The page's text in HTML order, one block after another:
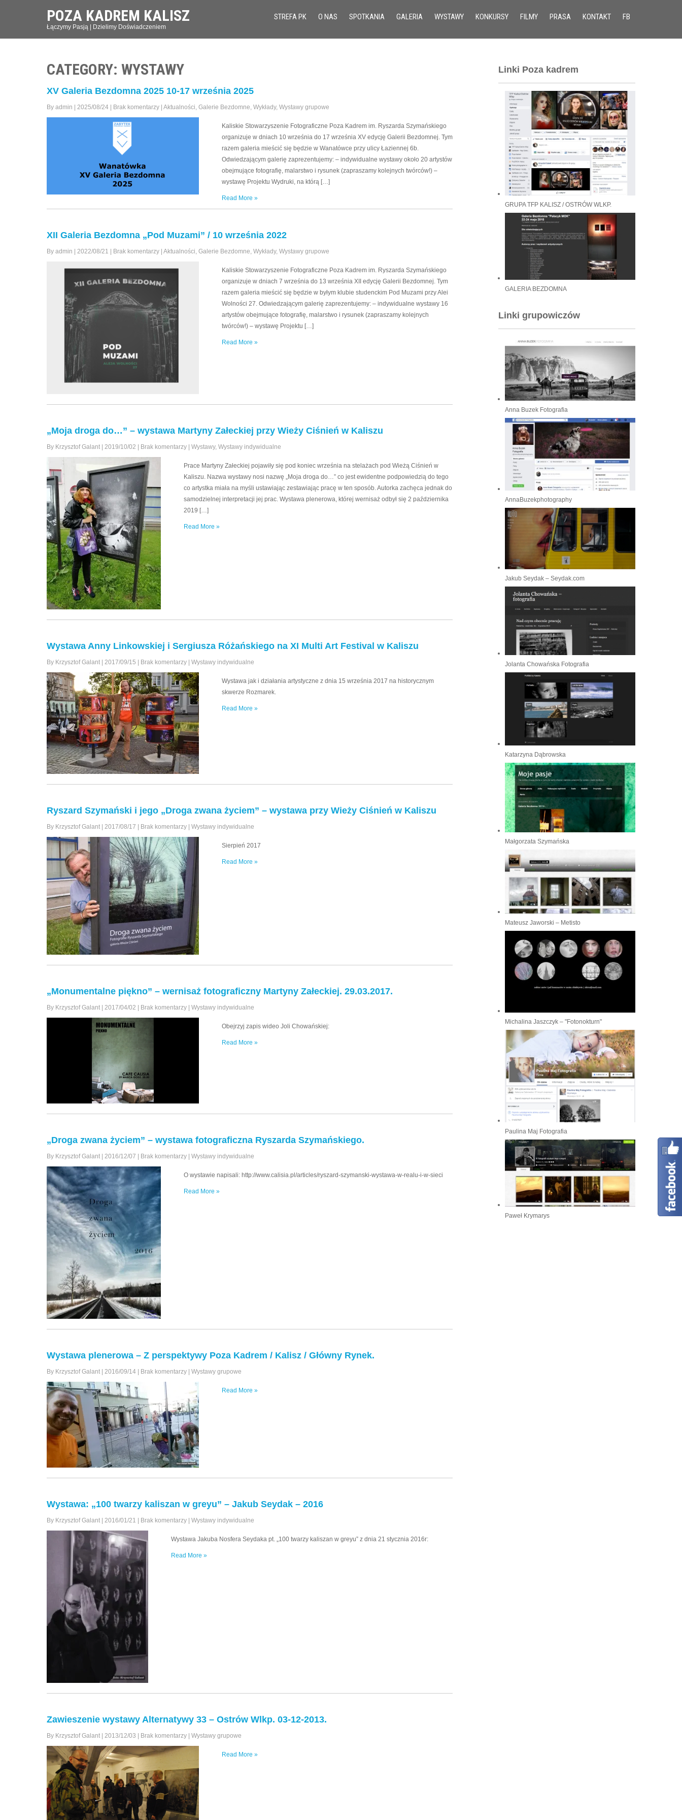
POZA KADREM KALISZ
Łączymy Pasją | Dzielimy Doświadczeniem
STREFA PK O NAS SPOTKANIA GALERIA WYSTAWY KONKURSY FILMY PRASA KONTAKT FB
CATEGORY: WYSTAWY
XV Galeria Bezdomna 2025 10-17 września 2025
By admin 2025/08/24 Brak komentarzy Aktualności, Galerie Bezdomne, Wykłady, Wystawy grupowe
Kaliskie Stowarzyszenie Fotograficzne Poza Kadrem im. Ryszarda Szymańskiego
organizuje w dniach 10 września do 17 września XV edycję Galerii Bezdomnej. Tym
razem galeria mieścić się będzie w Wanatówce przy ulicy Łaziennej 6b.
Odwiedzającym galerię zaprezentujemy: – indywidualne wystawy około 20 artystów
obejmujące fotografię, malarstwo i rysunek (zapraszamy kolejnych twórców!) –
wystawę Projektu Wydruki, na którą […]
Read More »
XII Galeria Bezdomna „Pod Muzami” / 10 września 2022
By admin 2022/08/21 Brak komentarzy Aktualności, Galerie Bezdomne, Wykłady, Wystawy grupowe
Kaliskie Stowarzyszenie Fotograficzne Poza Kadrem im. Ryszarda Szymańskiego
organizuje w dniach 7 września do 13 września XII edycję Galerii Bezdomnej. Tym
razem galeria mieścić się będzie w byłym klubie studenckim Pod Muzami przy Alei
Wolności 27. Odwiedzającym galerię zaprezentujemy: – indywidualne wystawy 16
artystów obejmujące fotografię, malarstwo i rysunek (zapraszamy kolejnych
twórców!) – wystawę Projektu […]
Read More »
„Moja droga do…” – wystawa Martyny Załeckiej przy Wieży Ciśnień w Kaliszu
By Krzysztof Galant 2019/10/02 Brak komentarzy Wystawy, Wystawy indywidualne
Prace Martyny Załeckiej pojawiły się pod koniec września na stelażach pod Wieżą Ciśnień w
Kaliszu. Nazwa wystawy nosi nazwę „Moja droga do…” co jest ewidentne podpowiedzią do tego
co artystka miała na myśli ustawiając zestawiając pracę w ten sposób. Autorka zachęca jednak do
samodzielnej interpretacji jej prac. Wystawa plenerowa, której wernisaż odbył się 2 października
2019 […]
Read More »
Wystawa Anny Linkowskiej i Sergiusza Różańskiego na XI Multi Art Festival w Kaliszu
By Krzysztof Galant 2017/09/15 Brak komentarzy Wystawy indywidualne
Wystawa jak i działania artystyczne z dnia 15 września 2017 na historycznym
skwerze Rozmarek.
Read More »
Ryszard Szymański i jego „Droga zwana życiem” – wystawa przy Wieży Ciśnień w Kaliszu
By Krzysztof Galant 2017/08/17 Brak komentarzy Wystawy indywidualne
Sierpień 2017
Read More »
„Monumentalne piękno” – wernisaż fotograficzny Martyny Załeckiej. 29.03.2017.
By Krzysztof Galant 2017/04/02 Brak komentarzy Wystawy indywidualne
Obejrzyj zapis wideo Joli Chowańskiej:
Read More »
„Droga zwana życiem” – wystawa fotograficzna Ryszarda Szymańskiego.
By Krzysztof Galant 2016/12/07 Brak komentarzy Wystawy indywidualne
O wystawie napisali: http://www.calisia.pl/articles/ryszard-szymanski-wystawa-w-realu-i-w-sieci
Read More »
Wystawa plenerowa – Z perspektywy Poza Kadrem / Kalisz / Główny Rynek.
By Krzysztof Galant 2016/09/14 Brak komentarzy Wystawy grupowe
Read More »
Wystawa: „100 twarzy kaliszan w greyu” – Jakub Seydak – 2016
By Krzysztof Galant 2016/01/21 Brak komentarzy Wystawy indywidualne
Wystawa Jakuba Nosfera Seydaka pt. „100 twarzy kaliszan w greyu” z dnia 21 stycznia 2016r:
Read More »
Zawieszenie wystawy Alternatywy 33 – Ostrów Wlkp. 03-12-2013.
By Krzysztof Galant 2013/12/03 Brak komentarzy Wystawy grupowe
Read More »
Linki Poza kadrem
GRUPA TFP KALISZ / OSTRÓW WLKP.
GALERIA BEZDOMNA
Linki grupowiczów
Anna Buzek Fotografia
AnnaBuzekphotography
Jakub Seydak – Seydak.com
Jolanta Chowańska Fotografia
Katarzyna Dąbrowska
Małgorzata Szymańska
Mateusz Jaworski – Metisto
Michalina Jaszczyk – "Fotonokturn"
Paulina Maj Fotografia
Paweł Krymarys